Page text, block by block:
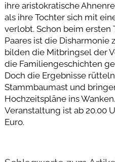
ihre aristokratische
als ihre Tochter sich mit
verlobt. Schon beim ersten
Paares ist die Disharmonie
bilden die Mitbringsel der
die Familiengeschichten
Doch die Ergebnisse
Stammbaumast und
Hochzeitspläne ins
Veranstaltung ist ab 20.00
Euro.